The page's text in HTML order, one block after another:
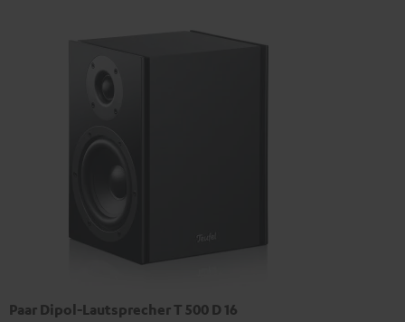
Paar Dipol-Lautsprecher T 500 D 16